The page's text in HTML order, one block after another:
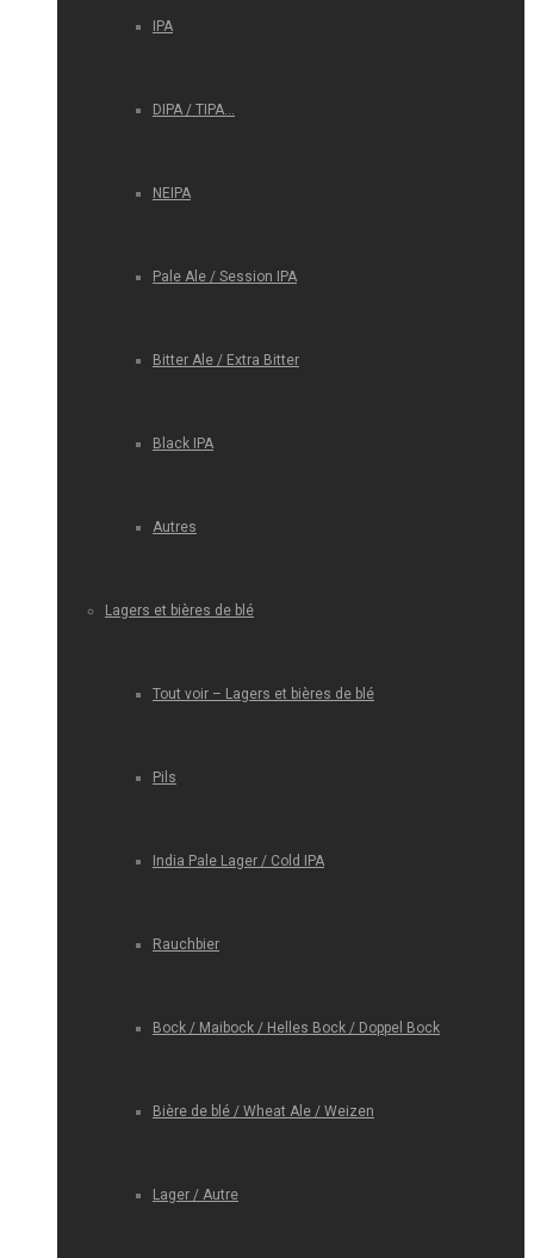
IPA
DIPA / TIPA…
NEIPA
Pale Ale / Session IPA
Bitter Ale / Extra Bitter
Black IPA
Autres
Lagers et bières de blé
Tout voir – Lagers et bières de blé
Pils
India Pale Lager / Cold IPA
Rauchbier
Bock / Maibock / Helles Bock / Doppel Bock
Bière de blé / Wheat Ale / Weizen
Lager / Autre